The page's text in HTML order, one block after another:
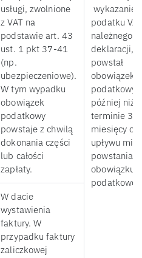
usługi, zwolnione
z VAT na
podstawie art. 43
ust. 1 pkt 37-41
(np.
ubezpieczeniowe).
W tym wypadku
obowiązek
podatkowy
powstaje z chwilą
dokonania części
lub całości
zapłaty.
wykazanie
podatku
należnego w
deklaracji,
powstał
obowiązek
podatkowy,
później niż
terminie 3
miesięcy od
upływu
powstania
obowiązku
W dacie
wystawienia
faktury. W
przypadku faktury
zaliczkowej